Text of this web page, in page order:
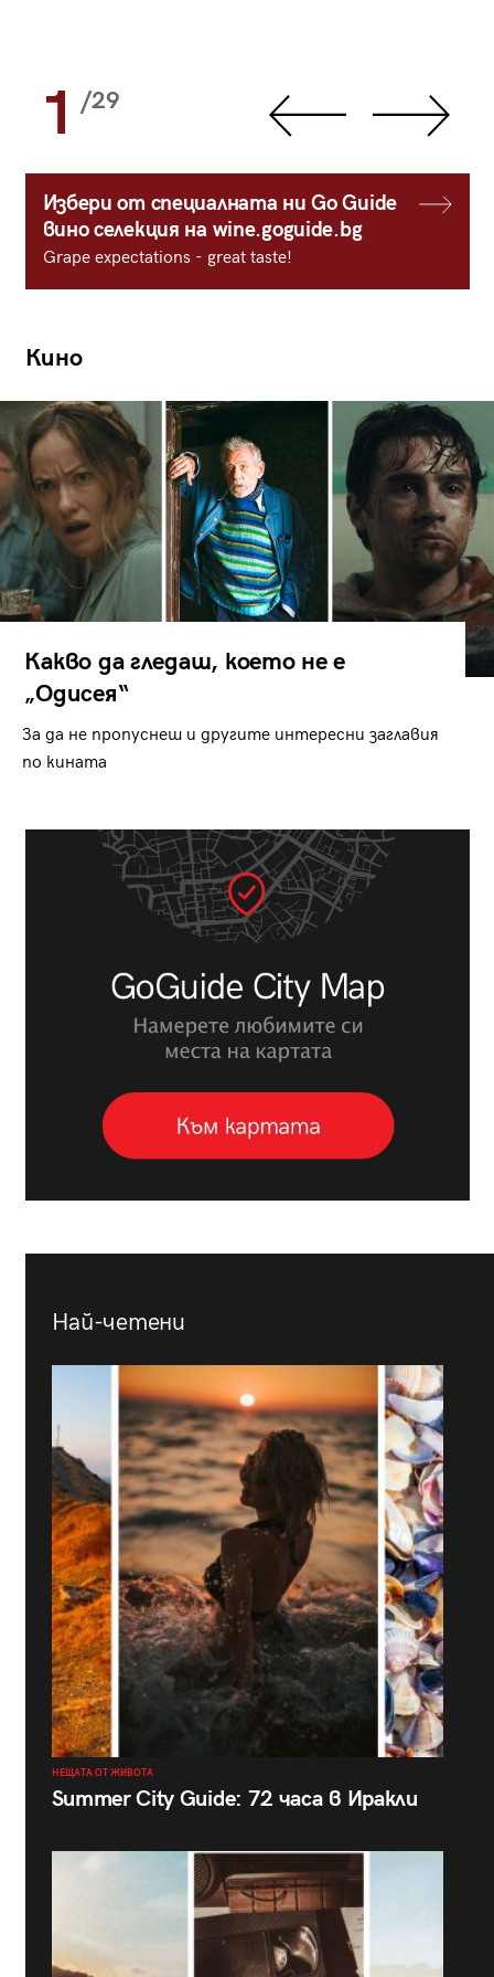
1 /29
Избери от специалната ни Go Guide
вино селекция на wine.goguide.bg
Grape expectations - great taste!
Кино
Какво да гледаш, което не е
„Одисея“
За да не пропуснеш и другите интересни заглавия
по кината
Най-четени
НЕЩАТА ОТ ЖИВОТА
Summer City Guide: 72 часа в Иракли